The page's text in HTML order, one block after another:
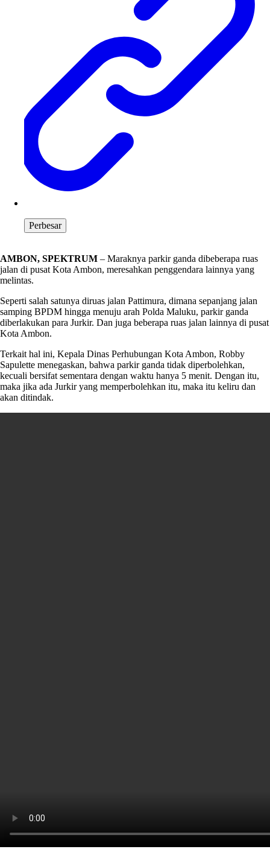
Perbesar
AMBON, SPEKTRUM – Maraknya parkir ganda dibeberapa ruas
jalan di pusat Kota Ambon, meresahkan penggendara lainnya yang
melintas.
Seperti salah satunya diruas jalan Pattimura, dimana sepanjang jalan
samping BPDM hingga menuju arah Polda Maluku, parkir ganda
diberlakukan para Jurkir. Dan juga beberapa ruas jalan lainnya di pusat
Kota Ambon.
Terkait hal ini, Kepala Dinas Perhubungan Kota Ambon, Robby
Sapulette menegaskan, bahwa parkir ganda tidak diperbolehkan,
kecuali bersifat sementara dengan waktu hanya 5 menit. Dengan itu,
maka jika ada Jurkir yang memperbolehkan itu, maka itu keliru dan
akan ditindak.